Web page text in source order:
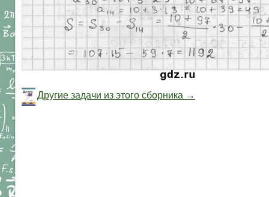
Другие задачи из этого сборника →